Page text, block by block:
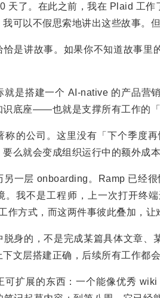
天了。在此之前，我在 Plaid 工
可以不假思索地讲出这些故事。
是讲故事。如果你不知道故事
就是搭建一个 AI-native 的产品营
识底座——也就是支撑所有工作的「
称的公司。这里没有「下个季度
么就会变成组织运行中的额外成本
另一层 onboarding。Ramp 已经
。我不是工程师，上一次打开终
作方式，而这两件事彼此叠加，让
身的，不是完成某篇具体文章
文层搭建正确，后续所有工作都会
可扩展的东西：一个能像优秀